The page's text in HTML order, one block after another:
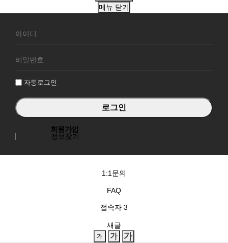
메뉴 닫기
원
그
자동로그인
회원가입
정보찾기
1:1문의
FAQ
접속자 3
새글